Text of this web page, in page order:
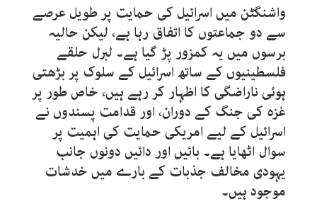
واشنگٹن میں اسرائیل کی حمایت پر طویل عرصے
سے دو جماعتوں کا اتفاق رہا ہے، لیکن حالیہ
برسوں میں یہ کمزور پڑ گیا ہے۔ لبرل حلقے
فلسطینیوں کے ساتھ اسرائیل کے سلوک پر بڑھتی
ہوئی ناراضگی کا اظہار کر رہے ہیں، خاص طور پر
غزہ کی جنگ کے دوران، اور قدامت پسندوں نے
اسرائیل کے لیے امریکی حمایت کی اہمیت پر
سوال اٹھایا ہے۔ بائیں اور دائیں دونوں جانب
یہودی مخالف جذبات کے بارے میں خدشات
موجود ہیں۔